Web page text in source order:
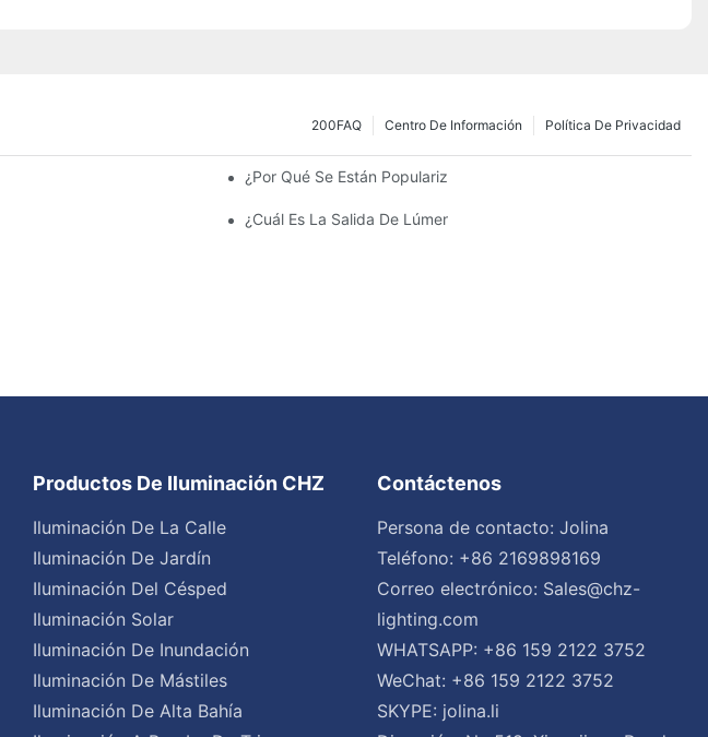
Política De Privacidad
Centro De Información
200FAQ
De Farolas Solares? ¿Por Qué Se Están Popularizando Las Farolas Solares?
Luces Del Área De Estacionamiento Y Las Luces Del Estacionamiento?
¿Cuál Es La Salida De Lúmenes Ideal Para Un Estacionamiento
Productos De Iluminación CHZ
Iluminación De La Calle
Iluminación De Jardín
Iluminación Del Césped
Iluminación Solar
Iluminación De Inundación
Iluminación De Mástiles
Iluminación De Alta Bahía
Contáctenos
Persona de contacto: Jolina
Teléfono: +86 2169898169
Correo electrónico: Sales@chz-
lighting.com
WHATSAPP: +86 159 2122 3752
WeChat: +86 159 2122 3752
SKYPE: jolina.li